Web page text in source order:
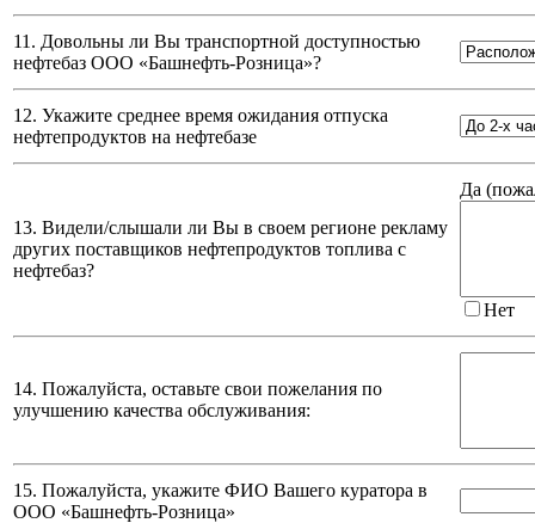
11. Довольны ли Вы транспортной доступностью
нефтебаз ООО «Башнефть-Розница»?
12. Укажите среднее время ожидания отпуска
нефтепродуктов на нефтебазе
13. Видели/слышали ли Вы в своем регионе рекламу
других поставщиков нефтепродуктов топлива с
нефтебаз?
Да (
Нет
14. Пожалуйста, оставьте свои пожелания по
улучшению качества обслуживания:
15. Пожалуйста, укажите ФИО Вашего куратора в
ООО «Башнефть-Розница»